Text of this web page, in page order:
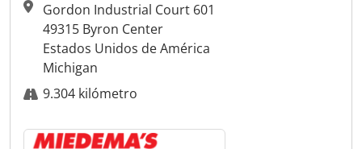
Gordon Industrial Court 601
49315 Byron Center
Estados Unidos de América
Michigan
9.304 kilómetro